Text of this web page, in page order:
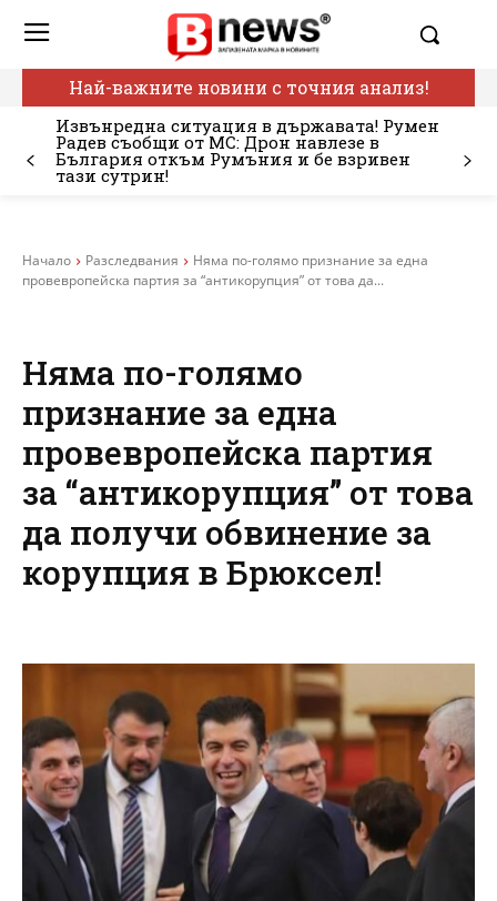
Най-важните новини с точния анализ!
Извънредна ситуация в държавата! Румен
Радев съобщи от МС: Дрон навлезе в
България откъм Румъния и бе взривен
тази сутрин!
Начало Разследвания
Няма по-голямо признание за една
провевропейска партия за “антикорупция” от това да...
Няма по-голямо
признание за една
провевропейска партия
за “антикорупция” от това
да получи обвинение за
корупция в Брюксел!